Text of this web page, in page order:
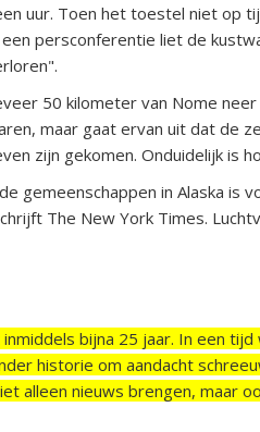
uur. Toen het toestel niet op
persconferentie liet de
50 kilometer van Nome
maar gaat ervan uit dat de
zijn gekomen. Onduidelijk is
gemeenschappen in Alaska is
The New York Times.
bijna 25 jaar. In een
historie om aandacht
alleen nieuws brengen, maar